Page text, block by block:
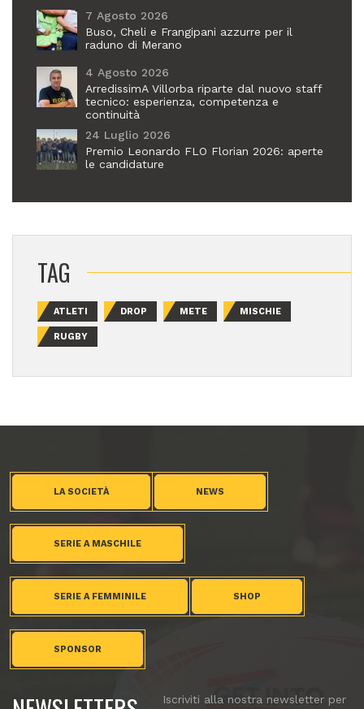
7 Agosto 2026
Buso, Cheli e Frangipani azzurre per il
raduno di Merano
4 Agosto 2026
ArredissimA Villorba riparte dal nuovo staff
tecnico: esperienza, competenza e
continuità
24 Luglio 2026
Premio Leonardo FLO Florian 2026: aperte
le candidature
TAG
ATLETI DROP METE MISCHIE
RUGBY
LA SOCIETÀ NEWS
SERIE A MASCHILE
SERIE A FEMMINILE SHOP
SPONSOR
Iscriviti alla nostra newsletter per